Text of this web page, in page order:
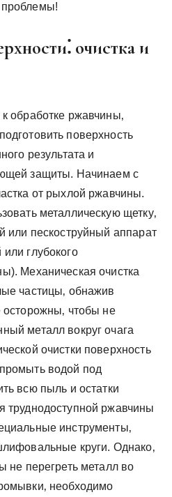
очистка и
обработке ржавчины‚
поверхность
результата и
защиты. Начинаем с
от рыхлой ржавчины.
металлическую щетку‚
или пескоструйный аппарат
глубокого
Механическая очистка
частицы‚ обнажив
чтобы не
металл вокруг очага
очистки поверхность
водой под
всю пыль и остатки
труднодоступной ржавчины
инструменты‚
круги. Однако‚
не перегреть металл во
необходимо